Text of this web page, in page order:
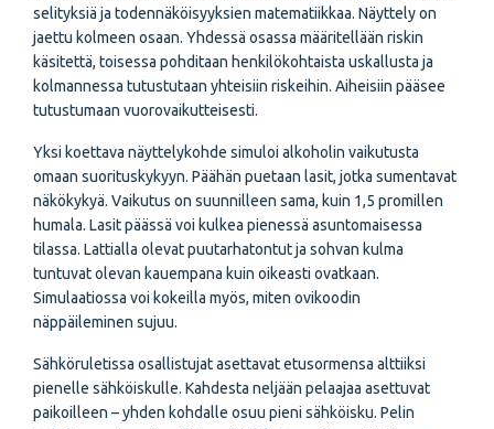
selityksiä ja todennäköisyyksien matematiikkaa. Näyttely on
jaettu kolmeen osaan. Yhdessä osassa määritellään riskin
käsitettä, toisessa pohditaan henkilökohtaista uskallusta ja
kolmannessa tutustutaan yhteisiin riskeihin. Aiheisiin pääsee
tutustumaan vuorovaikutteisesti.
Yksi koettava näyttelykohde simuloi alkoholin vaikutusta
omaan suorituskykyyn. Päähän puetaan lasit, jotka sumentavat
näkökykyä. Vaikutus on suunnilleen sama, kuin 1,5 promillen
humala. Lasit päässä voi kulkea pienessä asuntomaisessa
tilassa. Lattialla olevat puutarhatontut ja sohvan kulma
tuntuvat olevan kauempana kuin oikeasti ovatkaan.
Simulaatiossa voi kokeilla myös, miten ovikoodin
näppäileminen sujuu.
Sähköruletissa osallistujat asettavat etusormensa alttiiksi
pienelle sähköiskulle. Kahdesta neljään pelaajaa asettuvat
paikoilleen – yhden kohdalle osuu pieni sähköisku. Pelin